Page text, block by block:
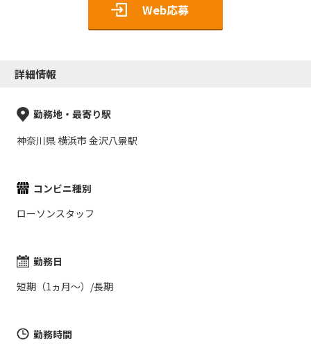
Web応募
詳細情報
勤務地・最寄り駅
神奈川県 横浜市 金沢八景駅
コンビニ種別
ローソンスタッフ
勤務日
短期（1ヵ月～）/長期
勤務時間